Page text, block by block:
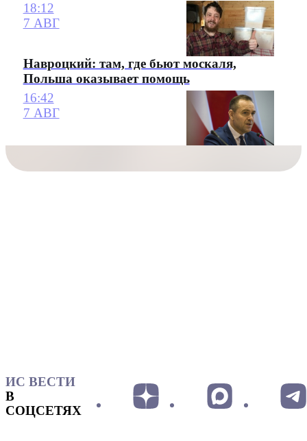
18:12
7 АВГ
Навроцкий: там, где бьют москаля,
Польша оказывает помощь
16:42
7 АВГ
ИС ВЕСТИ
В
СОЦСЕТЯХ